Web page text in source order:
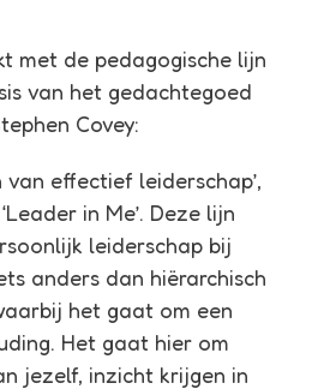
met de pedagogische lijn
van het gedachtegoed
Covey:
van effectief leiderschap’,
in Me’. Deze lijn
leiderschap bij
anders dan hiërarchisch
het gaat om een
Het gaat hier om
jezelf, inzicht krijgen in